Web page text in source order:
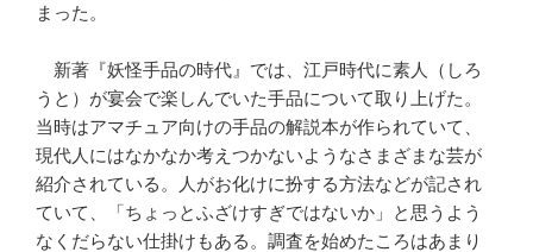
まった。
新著『妖怪手品の時代』では、江戸時代に素人（しろ
うと）が宴会で楽しんでいた手品について取り上げた。
当時はアマチュア向けの手品の解説本が作られていて、
現代人にはなかなか考えつかないようなさまざまな芸が
紹介されている。人がお化けに扮する方法などが記され
ていて、「ちょっとふざけすぎではないか」と思うよう
なくだらない仕掛けもある。調査を始めたころはあまり